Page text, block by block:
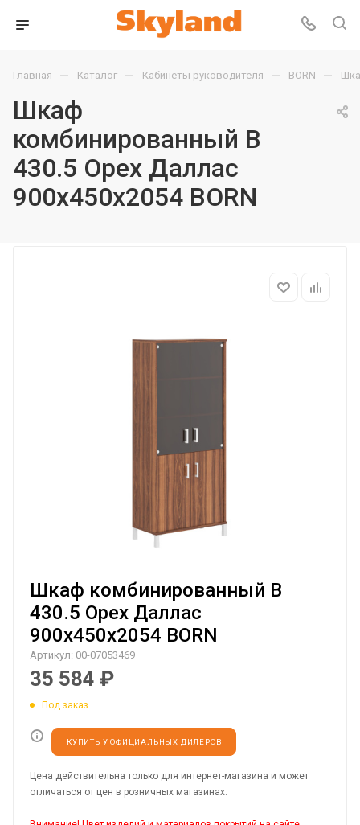
Главная — Каталог — Кабинеты руководителя — BORN —
Шкаф
комбинированный B
430.5 Орех Даллас
900х450х2054 BORN
Шкаф комбинированный B
430.5 Орех Даллас
900х450х2054 BORN
Артикул: 00-07053469
35 584 ₽
Под заказ
КУПИТЬ У ОФИЦИАЛЬНЫХ ДИЛЕРОВ
Цена действительна только для интернет-магазина и может
отличаться от цен в розничных магазинах.